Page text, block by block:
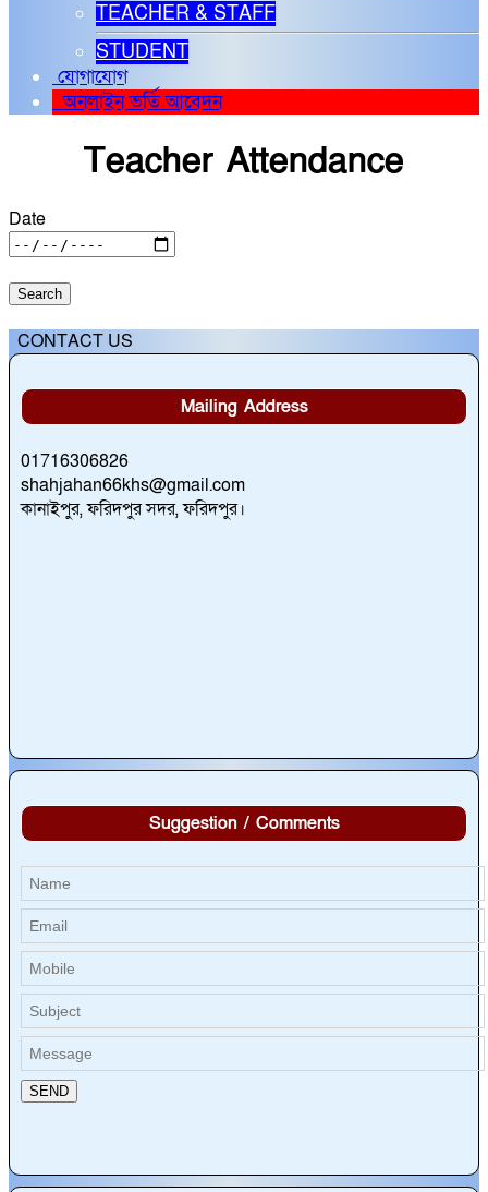
TEACHER & STAFF
STUDENT
যোগাযোগ
অনলাইন ভর্তি আবেদন
Teacher Attendance
Date
CONTACT US
Mailing Address
01716306826
shahjahan66khs@gmail.com
কানাইপুর, ফরিদপুর সদর, ফরিদপুর।
Suggestion / Comments